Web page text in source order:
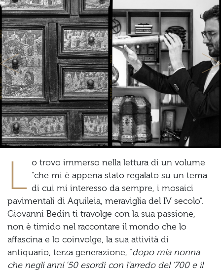
Previous
L o trovo immerso nella lettura di un volume
“che mi è appena stato regalato su un tema
di cui mi interesso da sempre, i mosaici
pavimentali di Aquileia, meraviglia del IV secolo”.
Giovanni Bedin ti travolge con la sua passione,
non è timido nel raccontare il mondo che lo
affascina e lo coinvolge, la sua attività di
antiquario, terza generazione, “dopo mia nonna
che negli anni ’50 esordì con l’arredo del ‘700 e il